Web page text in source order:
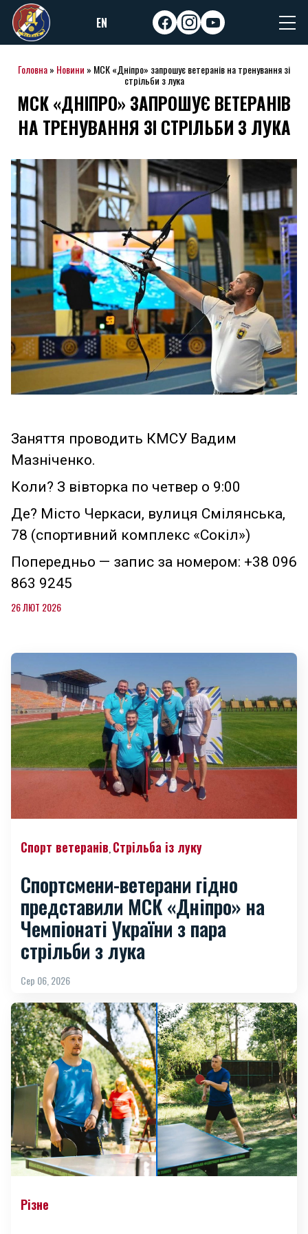
Skip
to
content
EN facebookinstagram
youtube
Головна» Новини » МСК «Дніпро» запрошує ветеранів на тренування зі
стрільби з лука
МСК «ДНІПРО» ЗАПРОШУЄ ВЕТЕРАНІВ
НА ТРЕНУВАННЯ ЗІ СТРІЛЬБИ З ЛУКА
Заняття проводить КМСУ Вадим
Мазніченко.
Коли? З вівторка по четвер о 9:00
Де? Місто Черкаси, вулиця Смілянська,
78 (спортивний комплекс «Сокіл»)
Попередньо — запис за номером: +38 096
863 9245
26 ЛЮТ 2026
Спорт ветеранів,Стрільба із луку
Спортсмени-ветерани гідно
представили МСК «Дніпро» на
Чемпіонаті України з пара
стрільби з лука
Сер 06, 2026
Різне